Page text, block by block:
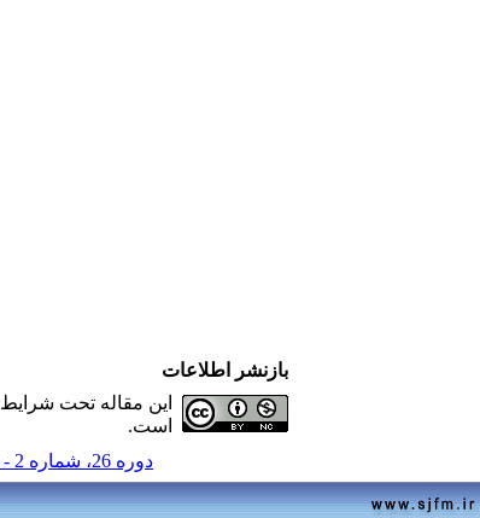
بازنشر اطلاعات
این مقاله تحت شرایط
است.
دوره 26، شماره 2 - ( 1399 )